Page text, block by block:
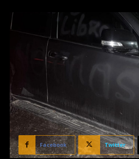
Facebook Twitter